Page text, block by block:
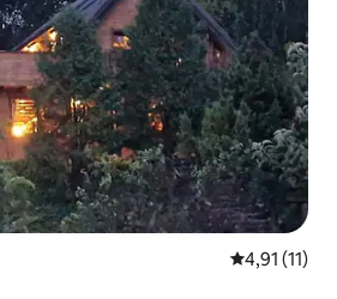
Note
4,91 (11)